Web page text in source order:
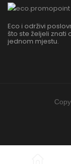
Eco i održivi
što ste željeli
jednom mjestu.